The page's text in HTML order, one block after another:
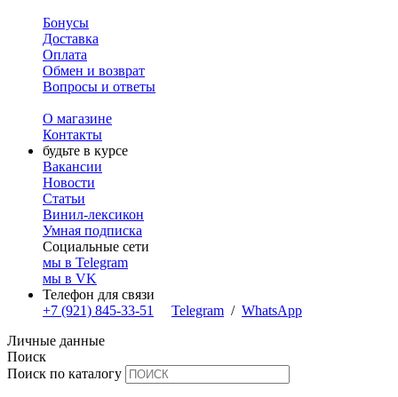
Бонусы
Доставка
Оплата
Обмен и возврат
Вопросы и ответы
О магазине
Контакты
будьте в курсе
Вакансии
Новости
Статьи
Винил-лексикон
Умная подписка
Социальные сети
мы в Telegram
мы в VK
Телефон для связи
+7 (921) 845-33-51
Telegram / WhatsApp
Личные данные
Поиск
Поиск по каталогу